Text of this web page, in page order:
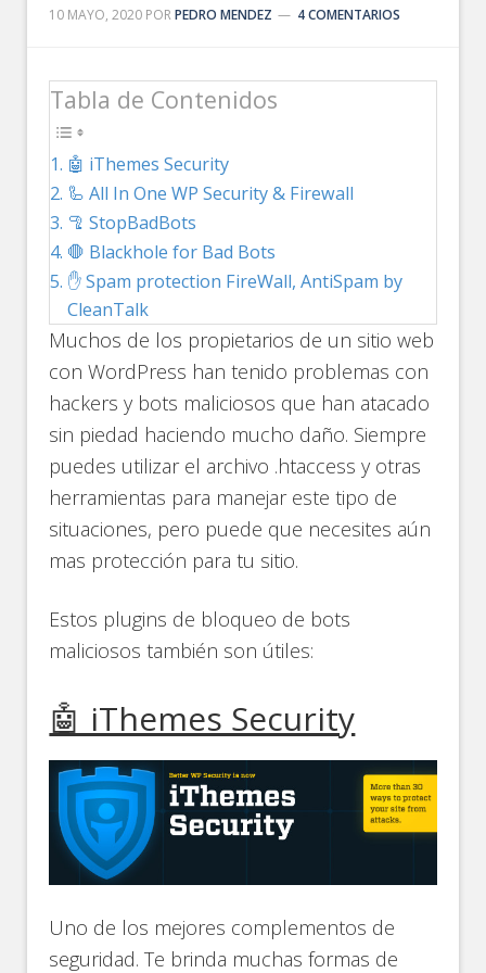
10 MAYO, 2020 PORPEDRO MENDEZ 4 COMENTARIOS
Tabla de Contenidos
🤖 iThemes Security
🦾 All In One WP Security & Firewall
🦿 StopBadBots
🛑 Blackhole for Bad Bots
✋ Spam protection FireWall, AntiSpam by
CleanTalk
Muchos de los propietarios de un sitio web
con WordPress han tenido problemas con
hackers y bots maliciosos que han atacado
sin piedad haciendo mucho daño. Siempre
puedes utilizar el archivo .htaccess y otras
herramientas para manejar este tipo de
situaciones, pero puede que necesites aún
mas protección para tu sitio.
Estos plugins de bloqueo de bots
maliciosos también son útiles:
🤖 iThemes Security
Uno de los mejores complementos de
seguridad. Te brinda muchas formas de